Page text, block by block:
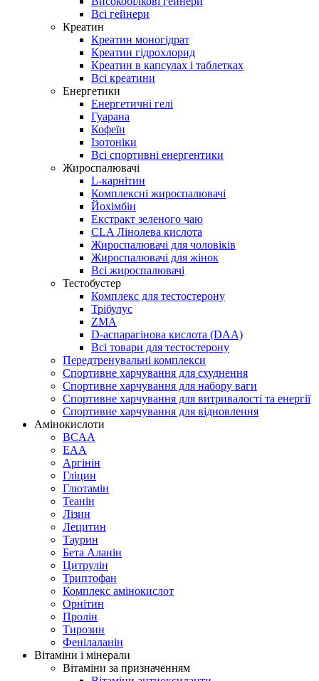
Всі гейнери
Креатин
Креатин моногідрат
Креатин гідрохлорид
Креатин в капсулах і таблетках
Всі креатини
Енергетики
Енергетичні гелі
Гуарана
Кофеїн
Ізотоніки
Всі спортивні енергентики
Жироспалювачі
L-карнітин
Комплексні жироспалювачі
Йохімбін
Екстракт зеленого чаю
CLA Лінолева кислота
Жироспалювачі для чоловіків
Жироспалювачі для жінок
Всі жироспалювачі
Тестобустер
Комплекс для тестостерону
Трібулус
ZMA
D-аспарагінова кислота (DAA)
Всі товари для тестостерону
Передтренувальні комплекси
Спортивне харчування для схуднення
Спортивне харчування для набору ваги
Спортивне харчування для витривалості та енергії
Спортивне харчування для відновлення
Амінокислоти
BCAA
EAA
Аргінін
Гліцин
Глютамін
Теанін
Лізин
Лецитин
Таурин
Бета Аланін
Цитрулін
Триптофан
Комплекс амінокислот
Орнітин
Пролін
Тирозин
Фенілаланін
Вітаміни і мінерали
Вітаміни за призначенням